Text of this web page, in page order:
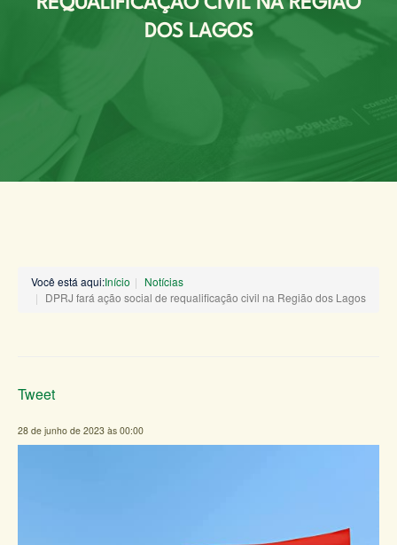
DOS LAGOS
Você está aqui:Início
Notícias
DPRJ fará ação social de requalificação civil na Região dos Lagos
Tweet
28 de junho de 2023 às 00:00